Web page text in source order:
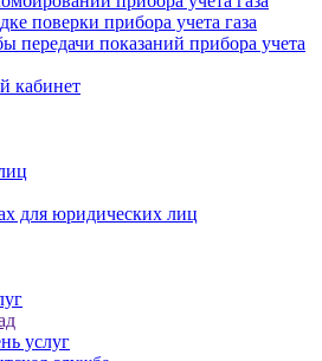
поверки прибора учета газа
передачи показаний прибора учета
кабинет
для юридических лиц
услуг